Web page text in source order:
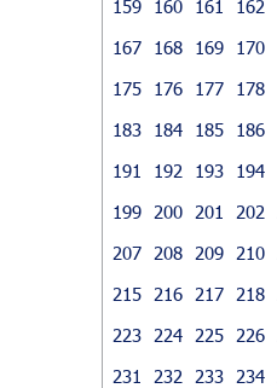
159
160 161 162
167
168 169 170
175
176 177 178
183
184 185 186
191
192 193 194
199
200 201 202
207
208 209 210
215
216 217 218
223
224 225 226
231
232 233 234